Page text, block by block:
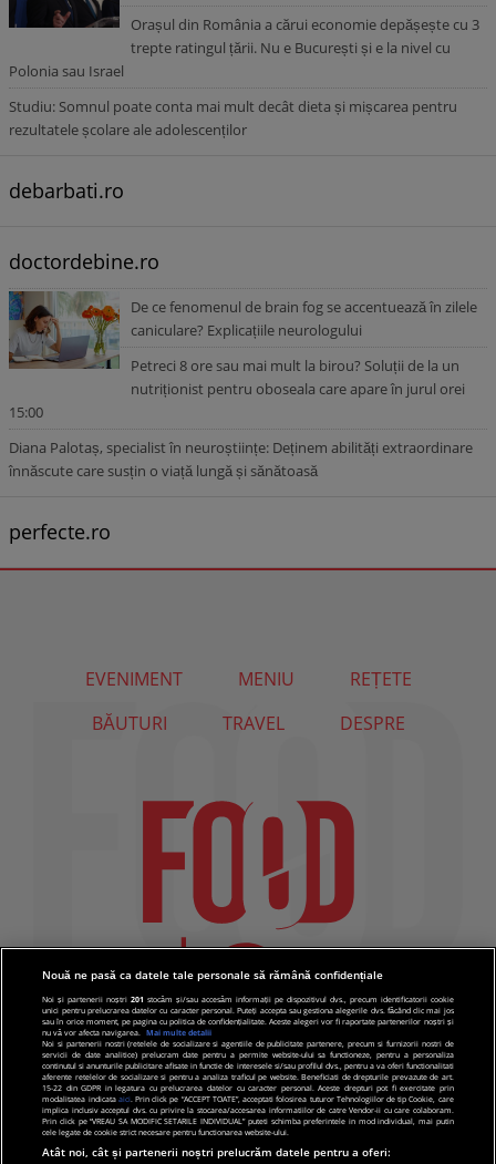
Orașul din România a cărui economie depășește cu 3
trepte ratingul țării. Nu e București și e la nivel cu
Polonia sau Israel
Studiu: Somnul poate conta mai mult decât dieta și mișcarea pentru
rezultatele școlare ale adolescenților
debarbati.ro
doctordebine.ro
De ce fenomenul de brain fog se accentuează în zilele
caniculare? Explicațiile neurologului
Petreci 8 ore sau mai mult la birou? Soluții de la un
nutriționist pentru oboseala care apare în jurul orei
15:00
Diana Palotaș, specialist în neuroștiințe: Deținem abilități extraordinare
înnăscute care susțin o viață lungă și sănătoasă
perfecte.ro
EVENIMENT MENIU
REȚETE
BĂUTURI
TRAVEL DESPRE
Nouă ne pasă ca datele tale personale să rămână confidențiale
Noi și partenerii noștri201 stocăm și/sau accesăm informații pe dispozitivul dvs., precum identificatorii cookie
unici pentru prelucrarea datelor cu caracter personal. Puteți accepta sau gestiona alegerile dvs. făcând clic mai jos
sau în orice moment, pe pagina cu politica de confidențialitate. Aceste alegeri vor fi raportate partenerilor noștri și
nu vă vor afecta navigarea.
Mai multe detalii
Noi si partenerii nostri (retelele de socializare si agentiile de publicitate partenere, precum si furnizorii nostri de
servicii de date analitice) prelucram date pentru a permite website-ului sa functioneze, pentru a personaliza
continutul si anunturile publicitare afisate in functie de interesele si/sau profilul dvs., pentru a va oferi functionalitati
aferente retelelor de socializare si pentru a analiza traficul pe website. Beneficiati de drepturile prevazute de art.
15-22 din GDPR in legatura cu prelucrarea datelor cu caracter personal. Aceste drepturi pot fi exercitate prin
modalitatea indicata aici. Prin click pe “ACCEPT TOATE”, acceptati folosirea tuturor Tehnologiilor de tip Cookie, care
implica inclusiv acceptul dvs. cu privire la stocarea/accesarea informatiilor de catre Vendor-ii cu care colaboram.
Prin click pe “VREAU SA MODIFIC SETARILE INDIVIDUAL” puteti schimba preferintele in mod individual, mai putin
cele legate de cookie strict necesare pentru functionarea website-ului.
Atât noi, cât și partenerii noștri prelucrăm datele pentru a oferi: